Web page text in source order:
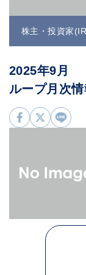
株主・投資家
2025年9月
ループ月次情